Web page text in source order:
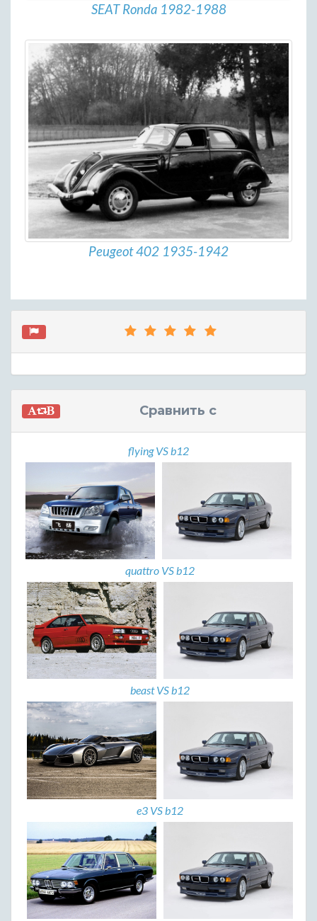
SEAT Ronda 1982-1988
Peugeot 402 1935-1942
Сравнить с
flying VS b12
quattro VS b12
beast VS b12
e3 VS b12